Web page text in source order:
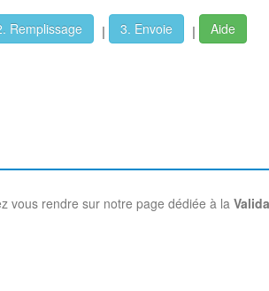
Remplissage | 3. Envoie | Aide
vous rendre sur notre page dédiée à la